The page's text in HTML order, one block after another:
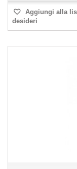
Aggiungi alla
desideri